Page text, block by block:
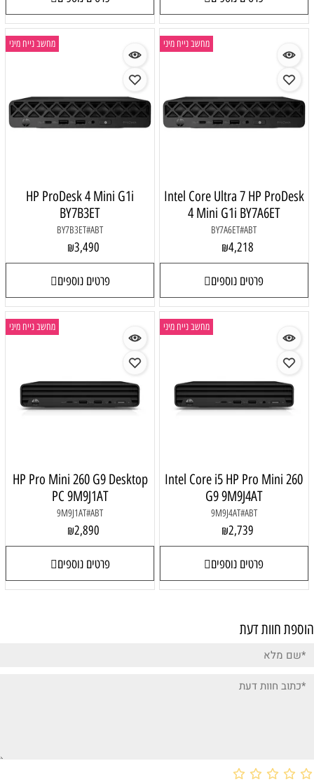
מחשב נייח מיני
Intel Core Ultra 7 HP ProDesk
4 Mini G1i BY7A6ET
BY7A6ET#ABT
₪4,218
פרטים נוספים
מחשב נייח מיני
HP ProDesk 4 Mini G1i
BY7B3ET
BY7B3ET#ABT
₪3,490
פרטים נוספים
מחשב נייח מיני
Intel Core i5 HP Pro Mini 260
G9 9M9J4AT
9M9J4AT#ABT
₪2,739
פרטים נוספים
מחשב נייח מיני
HP Pro Mini 260 G9 Desktop
PC 9M9J1AT
9M9J1AT#ABT
₪2,890
פרטים נוספים
הוספת חוות דעת